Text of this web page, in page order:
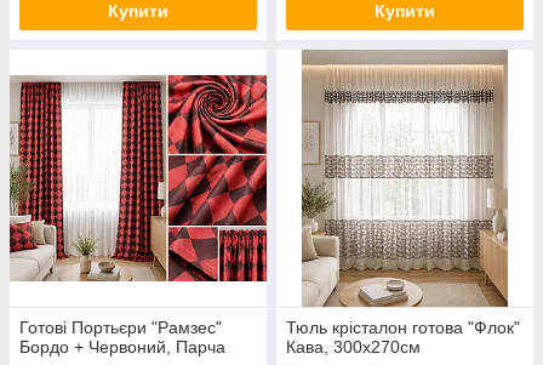
Купити Купити
Готові Портьєри "Рамзес"
Бордо + Червоний, Парча
Тюль крісталон готова "Флок"
Кава, 300х270см